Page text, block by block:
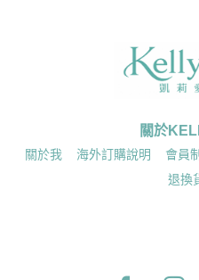
關於
關於我 海外訂購說明 會員
退換